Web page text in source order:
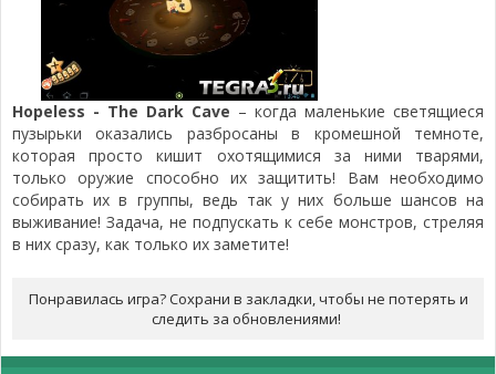
Hopeless - The Dark Cave – когда маленькие светящиеся
пузырьки оказались разбросаны в кромешной темноте,
которая просто кишит охотящимися за ними тварями,
только оружие способно их защитить! Вам необходимо
собирать их в группы, ведь так у них больше шансов на
выживание! Задача, не подпускать к себе монстров, стреляя
в них сразу, как только их заметите!
Понравилась игра? Сохрани в закладки, чтобы не потерять и
следить за обновлениями!